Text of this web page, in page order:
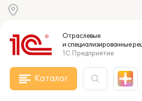
Отраслевые
и специализированные
1С:Предприятие
Каталог